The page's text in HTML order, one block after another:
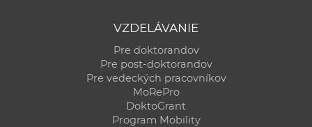
VZDELÁVANIE
Pre doktorandov
Pre post-doktorandov
Pre vedeckých pracovníkov
MoRePro
DoktoGrant
Program Mobility